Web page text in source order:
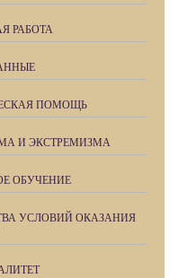
РАБОТА
ПОМОЩЬ
И ЭКСТРЕМИЗМА
ОБУЧЕНИЕ
УСЛОВИЙ ОКАЗАНИЯ